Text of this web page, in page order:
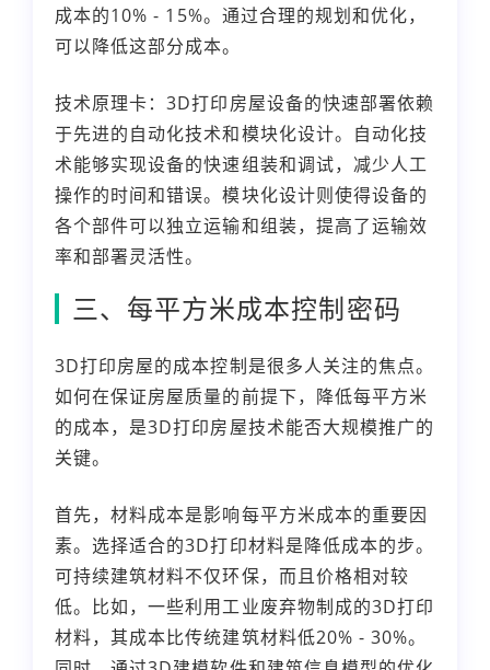
成本的10% - 15%。通过合理的规划和优化，
可以降低这部分成本。
技术原理卡：3D打印房屋设备的快速部署依赖
于先进的自动化技术和模块化设计。自动化技
术能够实现设备的快速组装和调试，减少人工
操作的时间和错误。模块化设计则使得设备的
各个部件可以独立运输和组装，提高了运输效
率和部署灵活性。
三、每平方米成本控制密码
3D打印房屋的成本控制是很多人关注的焦点。
如何在保证房屋质量的前提下，降低每平方米
的成本，是3D打印房屋技术能否大规模推广的
关键。
首先，材料成本是影响每平方米成本的重要因
素。选择适合的3D打印材料是降低成本的步。
可持续建筑材料不仅环保，而且价格相对较
低。比如，一些利用工业废弃物制成的3D打印
材料，其成本比传统建筑材料低20% - 30%。